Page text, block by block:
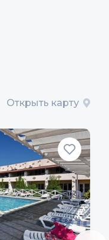
Открыть карту